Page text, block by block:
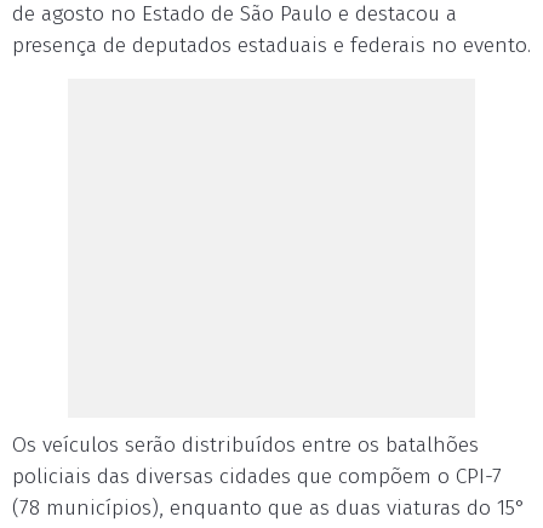
de agosto no Estado de São Paulo e destacou a
presença de deputados estaduais e federais no evento.
Os veículos serão distribuídos entre os batalhões
policiais das diversas cidades que compõem o CPI-7
(78 municípios), enquanto que as duas viaturas do 15°